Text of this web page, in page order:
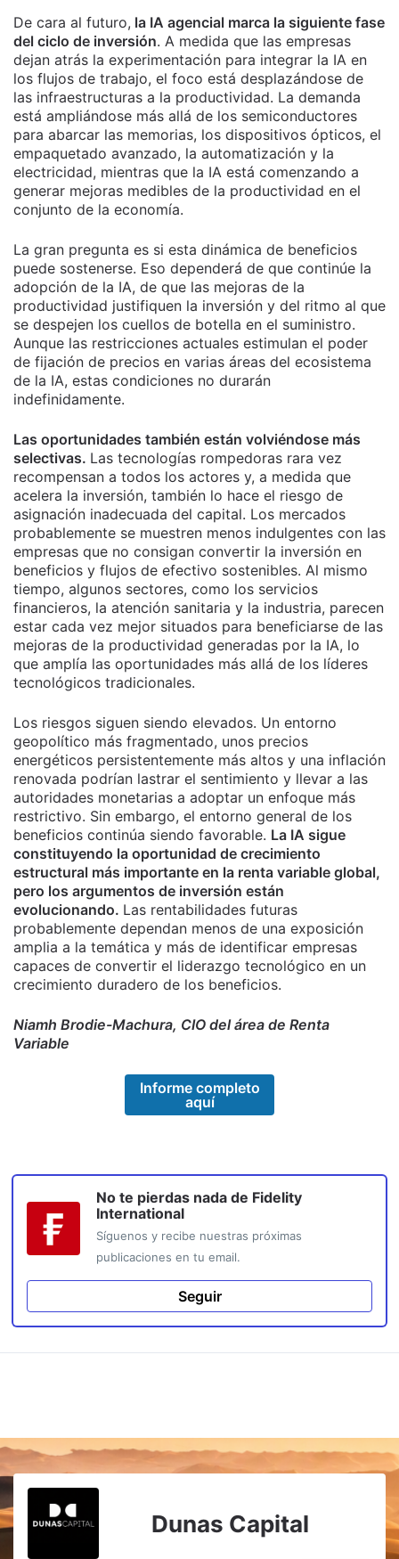
De cara al futuro, la IA agencial marca la siguiente fase
del ciclo de inversión. A medida que las empresas
dejan atrás la experimentación para integrar la IA en
los flujos de trabajo, el foco está desplazándose de
las infraestructuras a la productividad. La demanda
está ampliándose más allá de los semiconductores
para abarcar las memorias, los dispositivos ópticos, el
empaquetado avanzado, la automatización y la
electricidad, mientras que la IA está comenzando a
generar mejoras medibles de la productividad en el
conjunto de la economía.
La gran pregunta es si esta dinámica de beneficios
puede sostenerse. Eso dependerá de que continúe la
adopción de la IA, de que las mejoras de la
productividad justifiquen la inversión y del ritmo al que
se despejen los cuellos de botella en el suministro.
Aunque las restricciones actuales estimulan el poder
de fijación de precios en varias áreas del ecosistema
de la IA, estas condiciones no durarán
indefinidamente.
Las oportunidades también están volviéndose más
selectivas. Las tecnologías rompedoras rara vez
recompensan a todos los actores y, a medida que
acelera la inversión, también lo hace el riesgo de
asignación inadecuada del capital. Los mercados
probablemente se muestren menos indulgentes con las
empresas que no consigan convertir la inversión en
beneficios y flujos de efectivo sostenibles. Al mismo
tiempo, algunos sectores, como los servicios
financieros, la atención sanitaria y la industria, parecen
estar cada vez mejor situados para beneficiarse de las
mejoras de la productividad generadas por la IA, lo
que amplía las oportunidades más allá de los líderes
tecnológicos tradicionales.
Los riesgos siguen siendo elevados. Un entorno
geopolítico más fragmentado, unos precios
energéticos persistentemente más altos y una inflación
renovada podrían lastrar el sentimiento y llevar a las
autoridades monetarias a adoptar un enfoque más
restrictivo. Sin embargo, el entorno general de los
beneficios continúa siendo favorable. La IA sigue
constituyendo la oportunidad de crecimiento
estructural más importante en la renta variable global,
pero los argumentos de inversión están
evolucionando. Las rentabilidades futuras
probablemente dependan menos de una exposición
amplia a la temática y más de identificar empresas
capaces de convertir el liderazgo tecnológico en un
crecimiento duradero de los beneficios.
Niamh Brodie-Machura, CIO del área de Renta
Variable
Informe completo
aquí
No te pierdas nada de Fidelity
International
Síguenos y recibe nuestras próximas
publicaciones en tu email.
Seguir
Dunas Capital